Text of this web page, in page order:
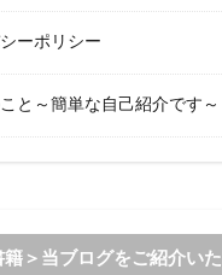
ーポリシー
と～簡単な自己紹介です～
籍＞当ブログをご紹介いた